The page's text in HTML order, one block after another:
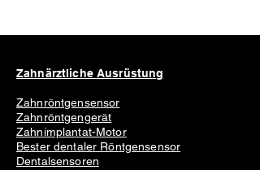
Zahnärztliche Ausrüstung
Zahnröntgensensor
Zahnröntgengerät
Zahnimplantat-Motor
Bester dentaler Röntgensensor
Dentalsensoren